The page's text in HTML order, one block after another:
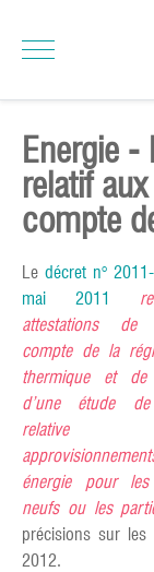
Energie -
relatif
compte
Le décret n°
mai 2011
attestations
compte de la
thermique et de
d’une étude de
énergie pour les
neufs ou les
précisions sur
2012.